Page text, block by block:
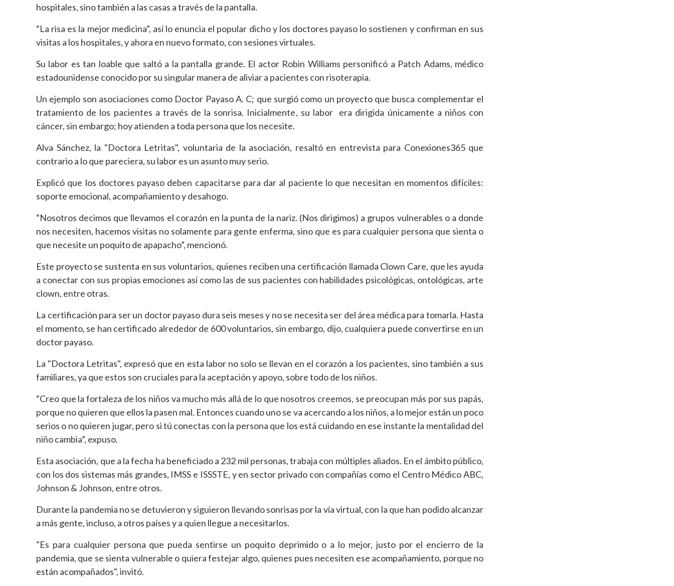
hospitales, sino también a las casas a través de la pantalla.
“La risa es la mejor medicina”, así lo enuncia el popular dicho y los doctores payaso lo sostienen y confirman en sus
visitas a los hospitales, y ahora en nuevo formato, con sesiones virtuales.
Su labor es tan loable que saltó a la pantalla grande. El actor Robin Williams personificó a Patch Adams, médico
estadounidense conocido por su singular manera de aliviar a pacientes con risoterapia.
Un ejemplo son asociaciones como Doctor Payaso A. C; que surgió como un proyecto que busca complementar el
tratamiento de los pacientes a través de la sonrisa. Inicialmente, su labor era dirigida únicamente a niños con
cáncer, sin embargo; hoy atienden a toda persona que los necesite.
Alva Sánchez, la "Doctora Letritas", voluntaria de la asociación, resaltó en entrevista para Conexiones365 que
contrario a lo que pareciera, su labor es un asunto muy serio.
Explicó que los doctores payaso deben capacitarse para dar al paciente lo que necesitan en momentos difíciles:
soporte emocional, acompañamiento y desahogo.
“Nosotros decimos que llevamos el corazón en la punta de la nariz. (Nos dirigimos) a grupos vulnerables o a donde
nos necesiten, hacemos visitas no solamente para gente enferma, sino que es para cualquier persona que sienta o
que necesite un poquito de apapacho”, mencionó.
Este proyecto se sustenta en sus voluntarios, quienes reciben una certificación llamada Clown Care, que les ayuda
a conectar con sus propias emociones así como las de sus pacientes con habilidades psicológicas, ontológicas, arte
clown, entre otras.
La certificación para ser un doctor payaso dura seis meses y no se necesita ser del área médica para tomarla. Hasta
el momento, se han certificado alrededor de 600 voluntarios, sin embargo, dijo, cualquiera puede convertirse en un
doctor payaso.
La "Doctora Letritas", expresó que en esta labor no solo se llevan en el corazón a los pacientes, sino también a sus
familiares, ya que estos son cruciales para la aceptación y apoyo, sobre todo de los niños.
“Creo que la fortaleza de los niños va mucho más allá de lo que nosotros creemos, se preocupan más por sus papás,
porque no quieren que ellos la pasen mal. Entonces cuando uno se va acercando a los niños, a lo mejor están un poco
serios o no quieren jugar, pero si tú conectas con la persona que los está cuidando en ese instante la mentalidad del
niño cambia”, expuso.
Esta asociación, que a la fecha ha beneficiado a 232 mil personas, trabaja con múltiples aliados. En el ámbito público,
con los dos sistemas más grandes, IMSS e ISSSTE, y en sector privado con compañías como el Centro Médico ABC,
Johnson & Johnson, entre otros.
Durante la pandemia no se detuvieron y siguieron llevando sonrisas por la vía virtual, con la que han podido alcanzar
a más gente, incluso, a otros países y a quien llegue a necesitarlos.
"Es para cualquier persona que pueda sentirse un poquito deprimido o a lo mejor, justo por el encierro de la
pandemia, que se sienta vulnerable o quiera festejar algo, quienes pues necesiten ese acompañamiento, porque no
están acompañados", invitó.